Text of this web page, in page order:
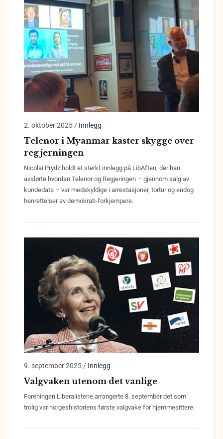
2. oktober 2025/ Innlegg
Telenor i Myanmar kaster skygge over
regjerningen
Nicolai Prydz holdt et sterkt innlegg på LibAften, der han
avslørte hvordan Telenor og Regjeringen – gjennom salg av
kundedata – var medskyldige i arrestasjoner, tortur og endog
henrettelser av demokrati-forkjempere.
9. september 2025/ Innlegg
Valgvaken utenom det vanlige
Foreningen Liberalistene arrangerte 8. september det som
trolig var norgeshistoriens første valgvake for hjemmesittere.